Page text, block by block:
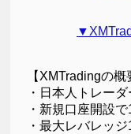
【XMTradingの概
・日本人トレー
・新規口座開設
・最大レバレッ